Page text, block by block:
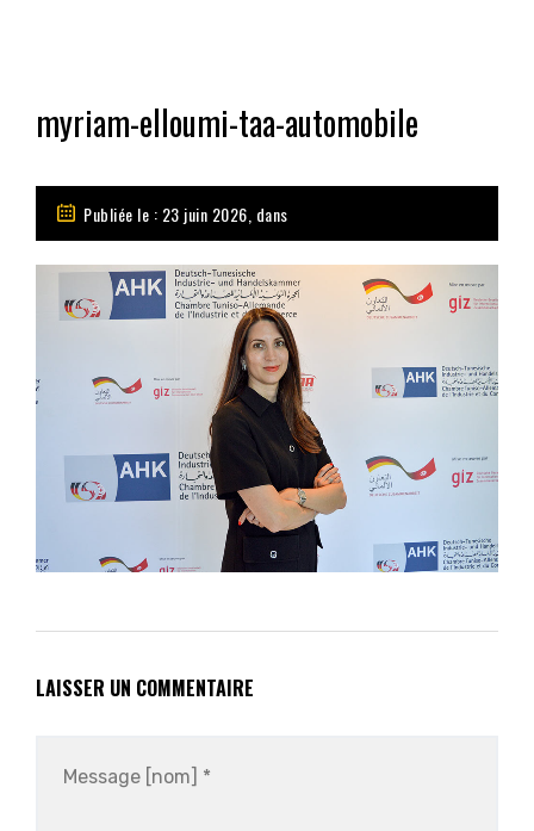
myriam-elloumi-taa-automobile
Publiée le : 23 juin 2026, dans
LAISSER UN COMMENTAIRE